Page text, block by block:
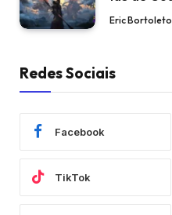
Eric Bortoleto
Redes Sociais
Facebook
TikTok